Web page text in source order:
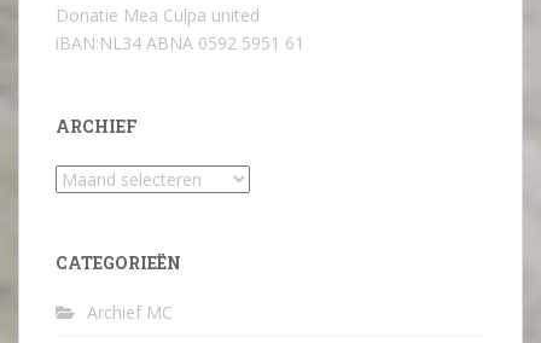
Donatie Mea Culpa united
iBAN:NL34 ABNA 0592 5951 61
ARCHIEF
Archief
CATEGORIEËN
Archief MC